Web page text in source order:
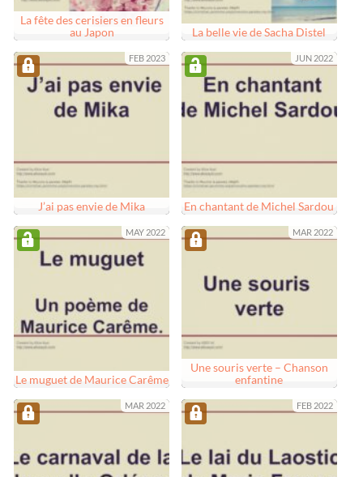
La fête des cerisiers en fleurs
au Japon
La belle vie de Sacha Distel
FEB 2023
J’ai pas envie de Mika
JUN 2022
En chantant de Michel Sardou
MAY 2022
Le muguet de Maurice Carême
MAR 2022
Une souris verte – Chanson
enfantine
MAR 2022 FEB 2022